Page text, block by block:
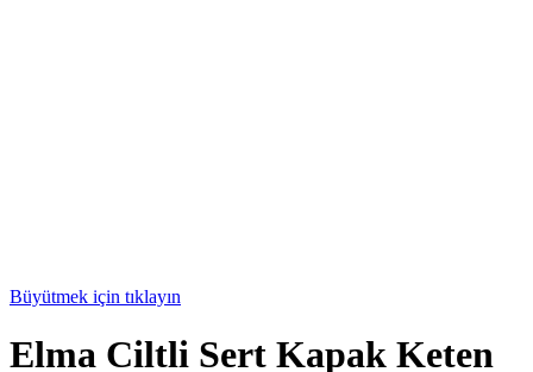
Büyütmek için tıklayın
Elma Ciltli Sert Kapak Keten